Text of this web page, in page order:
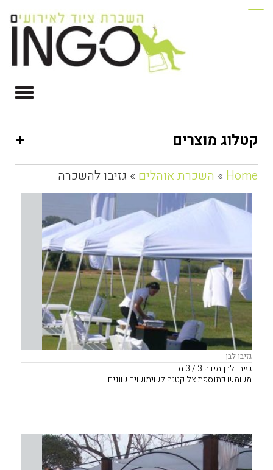
+ קטלוג מוצרים
Home
» השכרת אוהלים » גזיבו להשכרה
גזיבו לבן
גזיבו לבן מידה 3 / 3 מ'
משמש כתוספת צל קטנה לשימושים שונים.